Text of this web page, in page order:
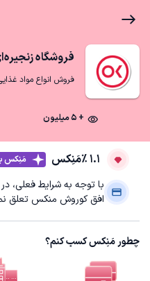
فروش انواع مواد
+ ۵ میلیون
1.1 ٪ مَنِکس مَنِکس
با توجه به شرایط فعلی،
افق کوروش منکس تعلق
چطور مَنِکس کسب کنم؟